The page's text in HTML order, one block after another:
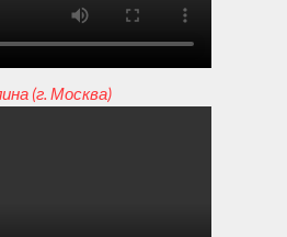
(г. Москва)